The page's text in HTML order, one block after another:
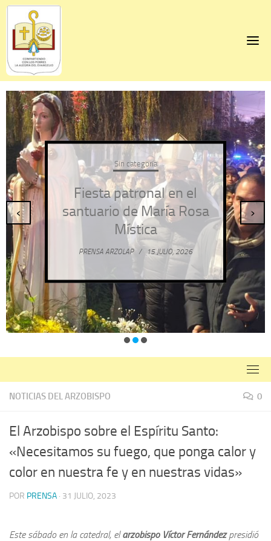
Skip
content
Sin categoría
Fiesta patronal en el
santuario de María Rosa
Mística
PRENSA ARZOLAP / 15 JULIO, 2026
‹ ›
NOTICIAS DEL ARZOBISPO 0
El Arzobispo sobre el Espíritu Santo:
«Necesitamos su fuego, que ponga calor y
color en nuestra fe y en nuestras vidas»
POR PRENSA · 31 JULIO, 2023
Este sábado en la catedral, elarzobispo Víctor Fernándezpresidió